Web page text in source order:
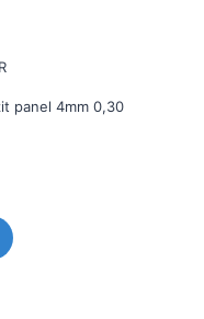
panel 4mm 0,30